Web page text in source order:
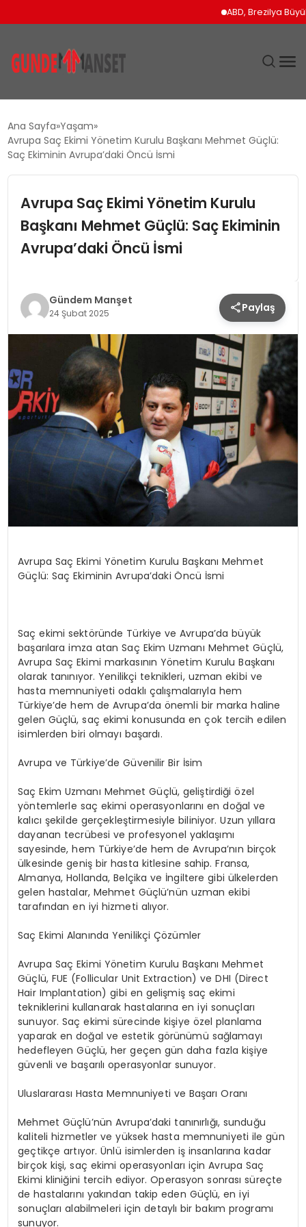
ABD, Brezilya
DÜNYA
SPOR
TEKNOLOJI
YAŞAM
Ana Sayfa Yaşam
Avrupa Saç Ekimi Yönetim Kurulu Başkanı Mehmet Güçlü:
Saç Ekiminin Avrupa’daki Öncü İsmi
Avrupa Saç Ekimi Yönetim Kurulu
Başkanı Mehmet Güçlü: Saç Ekiminin
Avrupa’daki Öncü İsmi
Gündem Manşet
24 Şubat 2025 Paylaş
Avrupa Saç Ekimi Yönetim Kurulu Başkanı Mehmet
Güçlü: Saç Ekiminin Avrupa’daki Öncü İsmi
Saç ekimi sektöründe Türkiye ve Avrupa’da büyük
başarılara imza atan Saç Ekim Uzmanı Mehmet Güçlü,
Avrupa Saç Ekimi markasının Yönetim Kurulu Başkanı
olarak tanınıyor. Yenilikçi teknikleri, uzman ekibi ve
hasta memnuniyeti odaklı çalışmalarıyla hem
Türkiye’de hem de Avrupa’da önemli bir marka haline
gelen Güçlü, saç ekimi konusunda en çok tercih edilen
isimlerden biri olmayı başardı.
Avrupa ve Türkiye’de Güvenilir Bir İsim
Saç Ekim Uzmanı Mehmet Güçlü, geliştirdiği özel
yöntemlerle saç ekimi operasyonlarını en doğal ve
kalıcı şekilde gerçekleştirmesiyle biliniyor. Uzun yıllara
dayanan tecrübesi ve profesyonel yaklaşımı
sayesinde, hem Türkiye’de hem de Avrupa’nın birçok
ülkesinde geniş bir hasta kitlesine sahip. Fransa,
Almanya, Hollanda, Belçika ve İngiltere gibi ülkelerden
gelen hastalar, Mehmet Güçlü’nün uzman ekibi
tarafından en iyi hizmeti alıyor.
Saç Ekimi Alanında Yenilikçi Çözümler
Avrupa Saç Ekimi Yönetim Kurulu Başkanı Mehmet
Güçlü, FUE (Follicular Unit Extraction) ve DHI (Direct
Hair Implantation) gibi en gelişmiş saç ekimi
tekniklerini kullanarak hastalarına en iyi sonuçları
sunuyor. Saç ekimi sürecinde kişiye özel planlama
yaparak en doğal ve estetik görünümü sağlamayı
hedefleyen Güçlü, her geçen gün daha fazla kişiye
güvenli ve başarılı operasyonlar sunuyor.
Uluslararası Hasta Memnuniyeti ve Başarı Oranı
Mehmet Güçlü’nün Avrupa’daki tanınırlığı, sunduğu
kaliteli hizmetler ve yüksek hasta memnuniyeti ile gün
geçtikçe artıyor. Ünlü isimlerden iş insanlarına kadar
birçok kişi, saç ekimi operasyonları için Avrupa Saç
Ekimi kliniğini tercih ediyor. Operasyon sonrası süreçte
de hastalarını yakından takip eden Güçlü, en iyi
sonuçları alabilmeleri için detaylı bir bakım programı
sunuyor.